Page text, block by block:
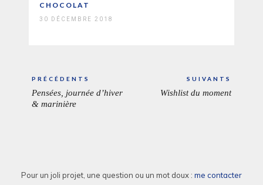
CHOCOLAT
30 DÉCEMBRE 2018
Navigation
de
l’article
PRÉCÉDENTS
ARTICLE
Pensées, journée d’hiver
& marinière
SUIVANTS
Wishlist du moment
Pour un joli projet, une question ou un mot doux : me contacter